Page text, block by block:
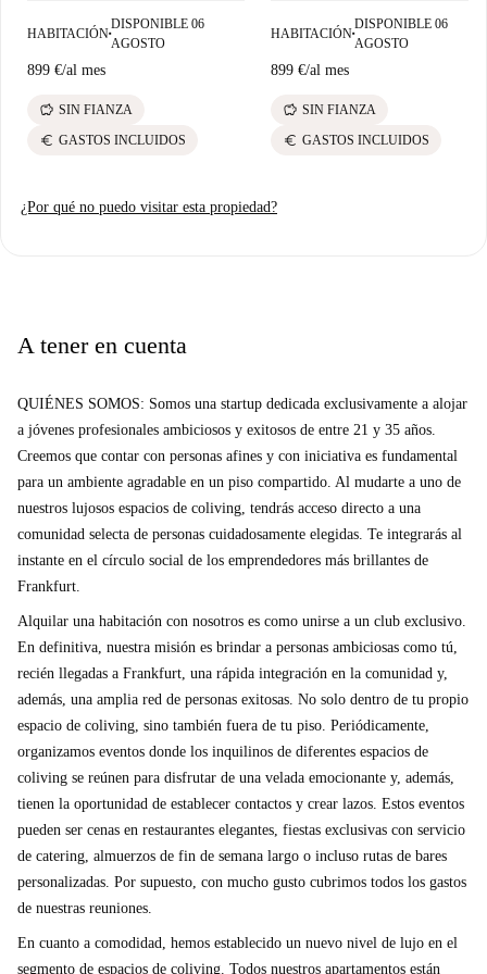
HABITACIÓN■
DISPONIBLE 06
AGOSTO
899 €/al mes
savings SIN FIANZA
euro GASTOS INCLUIDOS
HABITACIÓN■
DISPONIBLE 06
AGOSTO
899 €/al mes
savings SIN FIANZA
euro GASTOS INCLUIDOS
¿Por qué no puedo visitar esta propiedad?
A tener en cuenta
QUIÉNES SOMOS: Somos una startup dedicada exclusivamente a alojar
a jóvenes profesionales ambiciosos y exitosos de entre 21 y 35 años.
Creemos que contar con personas afines y con iniciativa es fundamental
para un ambiente agradable en un piso compartido. Al mudarte a uno de
nuestros lujosos espacios de coliving, tendrás acceso directo a una
comunidad selecta de personas cuidadosamente elegidas. Te integrarás al
instante en el círculo social de los emprendedores más brillantes de
Frankfurt.
Alquilar una habitación con nosotros es como unirse a un club exclusivo.
En definitiva, nuestra misión es brindar a personas ambiciosas como tú,
recién llegadas a Frankfurt, una rápida integración en la comunidad y,
además, una amplia red de personas exitosas. No solo dentro de tu propio
espacio de coliving, sino también fuera de tu piso. Periódicamente,
organizamos eventos donde los inquilinos de diferentes espacios de
coliving se reúnen para disfrutar de una velada emocionante y, además,
tienen la oportunidad de establecer contactos y crear lazos. Estos eventos
pueden ser cenas en restaurantes elegantes, fiestas exclusivas con servicio
de catering, almuerzos de fin de semana largo o incluso rutas de bares
personalizadas. Por supuesto, con mucho gusto cubrimos todos los gastos
de nuestras reuniones.
En cuanto a comodidad, hemos establecido un nuevo nivel de lujo en el
segmento de espacios de coliving. Todos nuestros apartamentos están